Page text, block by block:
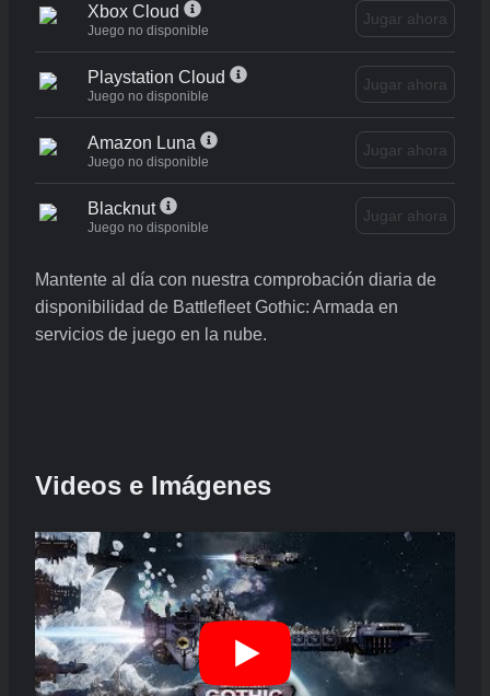
Xbox Cloud
Juego no disponible
Jugar ahora
Playstation Cloud
Juego no disponible
Jugar ahora
Amazon Luna
Juego no disponible
Jugar ahora
Blacknut
Juego no disponible
Jugar ahora
Mantente al día con nuestra comprobación diaria de
disponibilidad de Battlefleet Gothic: Armada en
servicios de juego en la nube.
Videos e Imágenes